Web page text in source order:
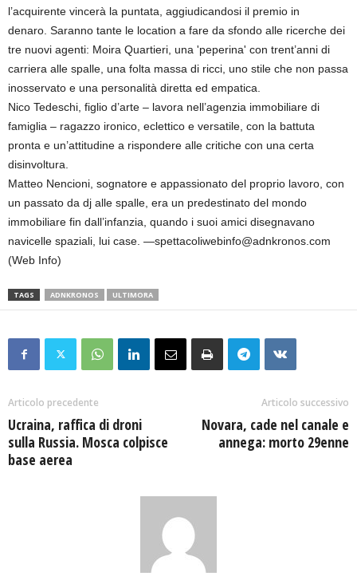
l’acquirente vincerà la puntata, aggiudicandosi il premio in
denaro. Saranno tante le location a fare da sfondo alle ricerche dei
tre nuovi agenti: Moira Quartieri, una 'peperina' con trent’anni di
carriera alle spalle, una folta massa di ricci, uno stile che non passa
inosservato e una personalità diretta ed empatica.
Nico Tedeschi, figlio d’arte – lavora nell’agenzia immobiliare di
famiglia – ragazzo ironico, eclettico e versatile, con la battuta
pronta e un’attitudine a rispondere alle critiche con una certa
disinvoltura.
Matteo Nencioni, sognatore e appassionato del proprio lavoro, con
un passato da dj alle spalle, era un predestinato del mondo
immobiliare fin dall’infanzia, quando i suoi amici disegnavano
navicelle spaziali, lui case. —spettacoliwebinfo@adnkronos.com
(Web Info)
TAGS ADNKRONOS ULTIMORA
Articolo precedente
Ucraina, raffica di droni
sulla Russia. Mosca colpisce
base aerea
Articolo successivo
Novara, cade nel canale e
annega: morto 29enne